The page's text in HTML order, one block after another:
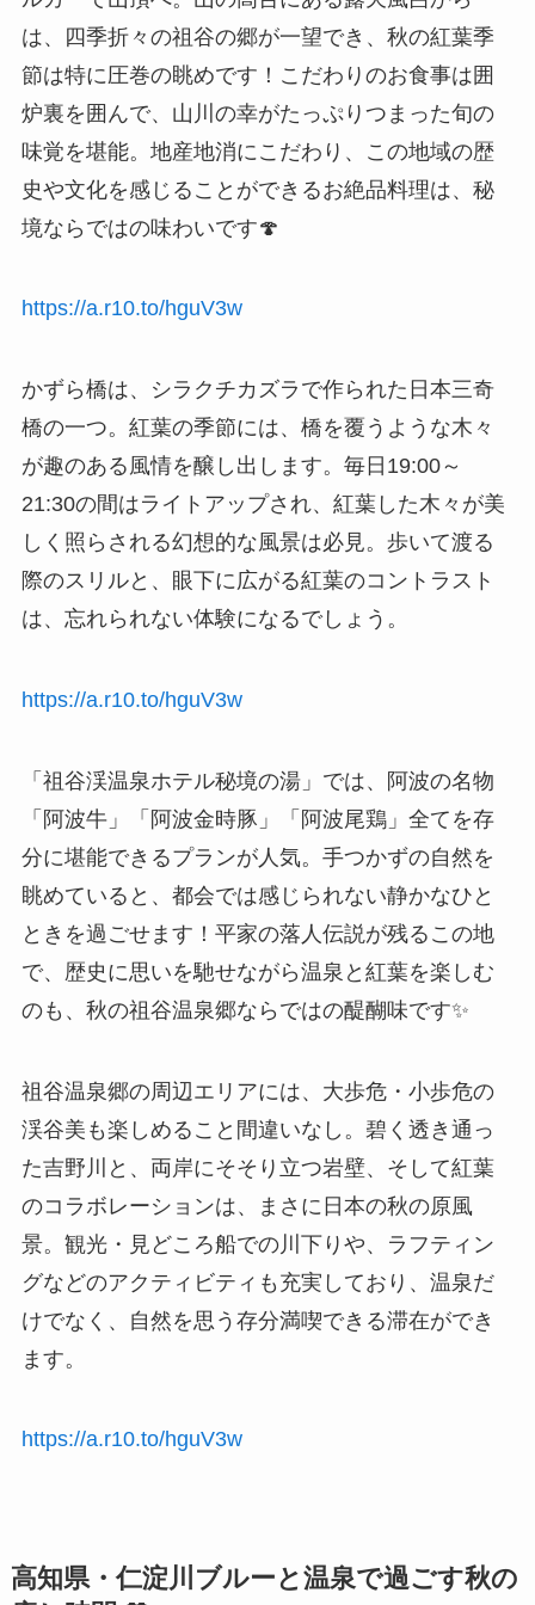
は、四季折々の祖谷の郷が一望でき、秋の紅葉季
節は特に圧巻の眺めです！こだわりのお食事は囲
炉裏を囲んで、山川の幸がたっぷりつまった旬の
味覚を堪能。地産地消にこだわり、この地域の歴
史や文化を感じることができるお絶品料理は、秘
境ならではの味わいです🍄
https://a.r10.to/hguV3w
かずら橋は、シラクチカズラで作られた日本三奇
橋の一つ。紅葉の季節には、橋を覆うような木々
が趣のある風情を醸し出します。毎日19:00～
21:30の間はライトアップされ、紅葉した木々が美
しく照らされる幻想的な風景は必見。歩いて渡る
際のスリルと、眼下に広がる紅葉のコントラスト
は、忘れられない体験になるでしょう。
https://a.r10.to/hguV3w
「祖谷渓温泉ホテル秘境の湯」では、阿波の名物
「阿波牛」「阿波金時豚」「阿波尾鶏」全てを存
分に堪能できるプランが人気。手つかずの自然を
眺めていると、都会では感じられない静かなひと
ときを過ごせます！平家の落人伝説が残るこの地
で、歴史に思いを馳せながら温泉と紅葉を楽しむ
のも、秋の祖谷温泉郷ならではの醍醐味です✨
祖谷温泉郷の周辺エリアには、大歩危・小歩危の
渓谷美も楽しめること間違いなし。碧く透き通っ
た吉野川と、両岸にそそり立つ岩壁、そして紅葉
のコラボレーションは、まさに日本の秋の原風
景。観光・見どころ船での川下りや、ラフティン
グなどのアクティビティも充実しており、温泉だ
けでなく、自然を思う存分満喫できる滞在ができ
ます。
https://a.r10.to/hguV3w
高知県・仁淀川ブルーと温泉で過ごす秋の